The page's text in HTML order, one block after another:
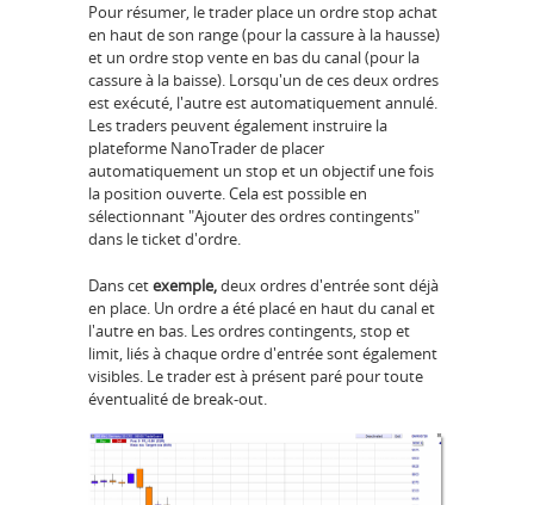
Pour résumer, le trader place un ordre stop achat
en haut de son range (pour la cassure à la hausse)
et un ordre stop vente en bas du canal (pour la
cassure à la baisse). Lorsqu'un de ces deux ordres
est exécuté, l'autre est automatiquement annulé.
Les traders peuvent également instruire la
plateforme NanoTrader de placer
automatiquement un stop et un objectif une fois
la position ouverte. Cela est possible en
sélectionnant "Ajouter des ordres contingents"
dans le ticket d'ordre.
Dans cetexemple,deux ordres d'entrée sont déjà
en place. Un ordre a été placé en haut du canal et
l'autre en bas. Les ordres contingents, stop et
limit, liés à chaque ordre d'entrée sont également
visibles. Le trader est à présent paré pour toute
éventualité de break-out.